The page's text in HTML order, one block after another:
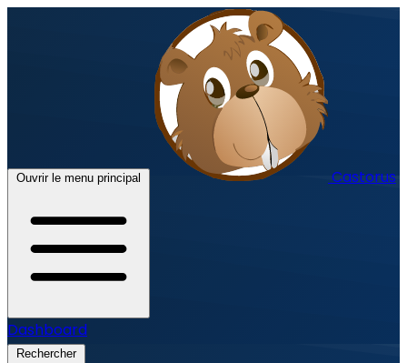
Ouvrir le menu principal Castorus
Dashboard
Rechercher